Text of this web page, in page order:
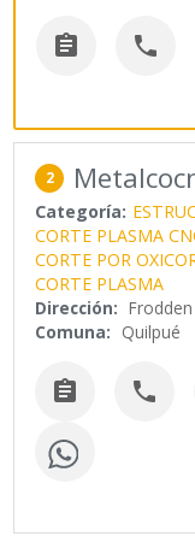
 
2
Categoría:
CORTE PLASMA
CORTE POR
CORTE PLASMA
Dirección:
Comuna: Quilpué
 